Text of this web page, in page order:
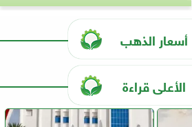
أسعار الذهب
الأعلى قراءة